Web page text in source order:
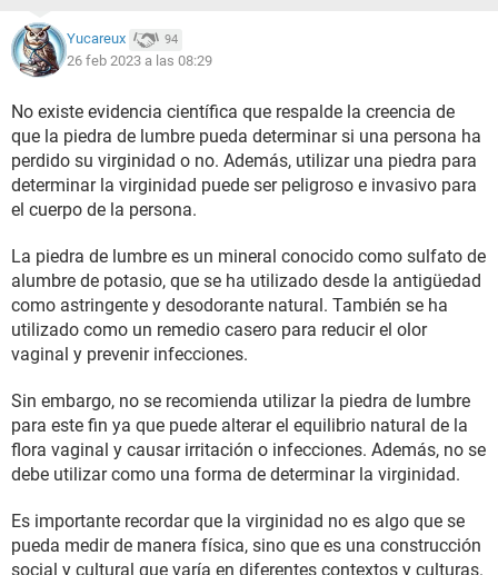
Yucareux 94
26 feb 2023 a las 08:29
No existe evidencia científica que respalde la creencia de
que la piedra de lumbre pueda determinar si una persona ha
perdido su virginidad o no. Además, utilizar una piedra para
determinar la virginidad puede ser peligroso e invasivo para
el cuerpo de la persona.
La piedra de lumbre es un mineral conocido como sulfato de
alumbre de potasio, que se ha utilizado desde la antigüedad
como astringente y desodorante natural. También se ha
utilizado como un remedio casero para reducir el olor
vaginal y prevenir infecciones.
Sin embargo, no se recomienda utilizar la piedra de lumbre
para este fin ya que puede alterar el equilibrio natural de la
flora vaginal y causar irritación o infecciones. Además, no se
debe utilizar como una forma de determinar la virginidad.
Es importante recordar que la virginidad no es algo que se
pueda medir de manera física, sino que es una construcción
social y cultural que varía en diferentes contextos y culturas.